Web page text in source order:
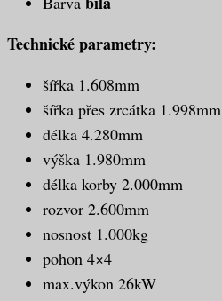
Technické parametry:
šířka 1.608mm
šířka přes zrcátka 1.998mm
délka 4.280mm
výška 1.980mm
délka korby 2.000mm
rozvor 2.600mm
nosnost 1.000kg
pohon 4×4
max.výkon 26kW